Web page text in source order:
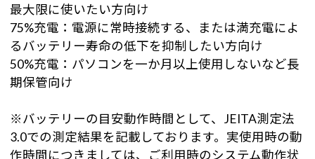
最大限に使いたい方向け
75%充電：電源に常時接続する、または満充電によ
るバッテリー寿命の低下を抑制したい方向け
50%充電：パソコンを一か月以上使用しないなど長
期保管向け
※バッテリーの目安動作時間として、JEITA測定法
3.0での測定結果を記載しております。実使用時の動
作時間につきましては、ご利用時のシステム動作状